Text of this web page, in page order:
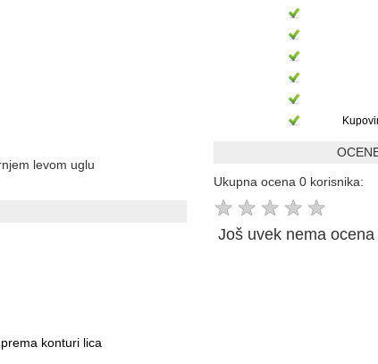
levom uglu
konturi lica
Ukupna ocena 0 korisnika:
★ ★ ★ ★ ★
Još uvek nema ocena